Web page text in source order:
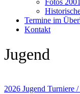
Fotos
Termine im
Kontakt
Jugend
2026 Jugend Turniere /